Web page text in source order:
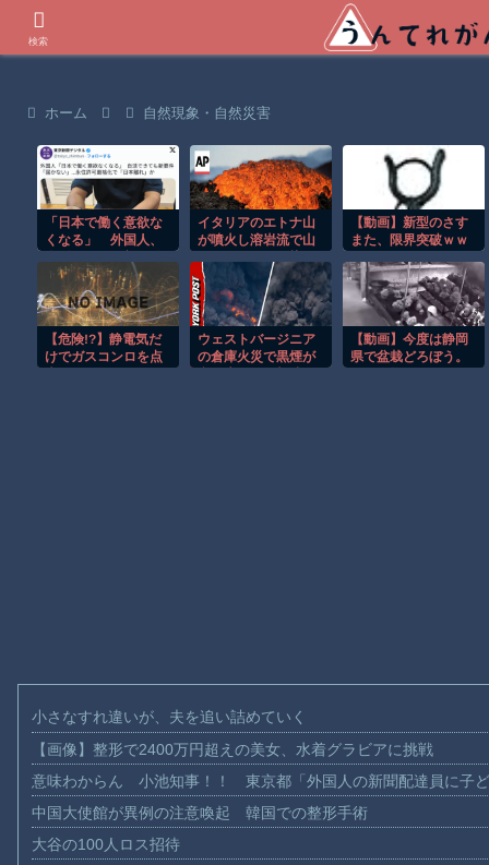
ホーム 自然現象・自然災害
「日本で働く意欲な
くなる」 外国人、
「届かない」…永住
許可厳格化で「日本
離れ」か
イタリアのエトナ山
が噴火し溶岩流で山
る！！
【動画】新型のさす
また、限界突破ｗｗ
【危険!?】静電気だ
けでガスコンロを点
ウェストバージニア
の倉庫火災で黒煙が
【動画】今度は静岡
県で盆栽どろぼう。
小さなすれ違いが、夫を追い詰めていく
【画像】整形で2400万円超えの美女、水着グラビアに挑戦
意味わからん 小池知事！！ 東京都「外国人の新聞配達員に子
中国大使館が異例の注意喚起 韓国での整形手術
大谷の100人ロス招待
検索